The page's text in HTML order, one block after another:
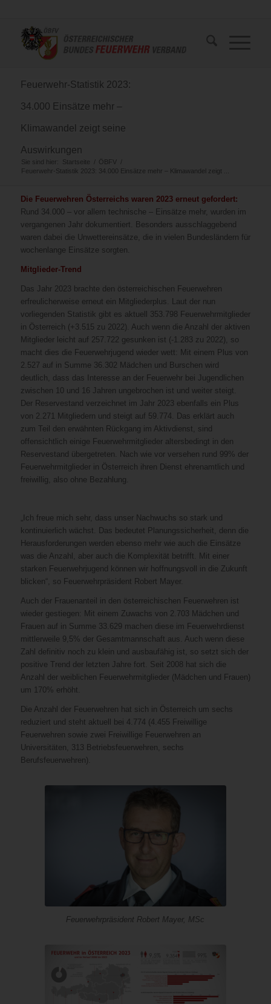
Feuerwehr-Statistik 2023:
34.000 Einsätze mehr –
Klimawandel zeigt seine
Auswirkungen
Sie sind hier: Startseite / ÖBFV
/
Feuerwehr-Statistik 2023: 34.000 Einsätze mehr – Klimawandel zeigt ...
Die Feuerwehren Österreichs waren 2023 erneut gefordert:
Rund 34.000 – vor allem technische – Einsätze mehr, wurden im
vergangenen Jahr dokumentiert. Besonders ausschlaggebend
waren dabei die Unwettereinsätze, die in vielen Bundesländern für
wochenlange Einsätze sorgten.
Mitglieder-Trend
Das Jahr 2023 brachte den österreichischen Feuerwehren
erfreulicherweise erneut ein Mitgliederplus. Laut der nun
vorliegenden Statistik gibt es aktuell 353.798 Feuerwehrmitglieder
in Österreich (+3.515 zu 2022). Auch wenn die Anzahl der aktiven
Mitglieder leicht auf 257.722 gesunken ist (-1.283 zu 2022), so
macht dies die Feuerwehrjugend wieder wett: Mit einem Plus von
2.527 auf in Summe 36.302 Mädchen und Burschen wird
deutlich, dass das Interesse an der Feuerwehr bei Jugendlichen
zwischen 10 und 16 Jahren ungebrochen ist und weiter steigt.
Der Reservestand verzeichnet im Jahr 2023 ebenfalls ein Plus
von 2.271 Mitgliedern und steigt auf 59.774. Das erklärt auch
zum Teil den erwähnten Rückgang im Aktivdienst, sind
offensichtlich einige Feuerwehrmitglieder altersbedingt in den
Reservestand übergetreten. Nach wie vor versehen rund 99% der
Feuerwehrmitglieder in Österreich ihren Dienst ehrenamtlich und
freiwillig, also ohne Bezahlung.
„Ich freue mich sehr, dass unser Nachwuchs so stark und
kontinuierlich wächst. Das bedeutet Planungssicherheit, denn die
Herausforderungen werden ebenso mehr wie auch die Einsätze
was die Anzahl, aber auch die Komplexität betrifft. Mit einer
starken Feuerwehrjugend können wir hoffnungsvoll in die Zukunft
blicken“, so Feuerwehrpräsident Robert Mayer.
Auch der Frauenanteil in den österreichischen Feuerwehren ist
wieder gestiegen: Mit einem Zuwachs von 2.703 Mädchen und
Frauen auf in Summe 33.629 machen diese im Feuerwehrdienst
mittlerweile 9,5% der Gesamtmannschaft aus. Auch wenn diese
Zahl definitiv noch zu klein und ausbaufähig ist, so setzt sich der
positive Trend der letzten Jahre fort. Seit 2008 hat sich die
Anzahl der weiblichen Feuerwehrmitglieder (Mädchen und Frauen)
um 170% erhöht.
Die Anzahl der Feuerwehren hat sich in Österreich um sechs
reduziert und steht aktuell bei 4.774 (4.455 Freiwillige
Feuerwehren sowie zwei Freiwillige Feuerwehren an
Universitäten, 313 Betriebsfeuerwehren, sechs
Berufsfeuerwehren).
Feuerwehrpräsident Robert Mayer, MSc